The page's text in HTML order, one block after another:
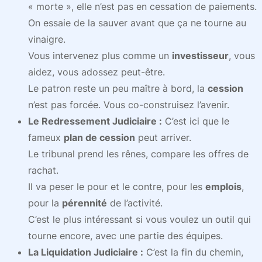
« morte », elle n’est pas en cessation de paiements.
On essaie de la sauver avant que ça ne tourne au
vinaigre.
Vous intervenez plus comme un investisseur, vous
aidez, vous adossez peut-être.
Le patron reste un peu maître à bord, la cession
n’est pas forcée. Vous co-construisez l’avenir.
Le Redressement Judiciaire : C’est ici que le
fameux plan de cession peut arriver.
Le tribunal prend les rênes, compare les offres de
rachat.
Il va peser le pour et le contre, pour les emplois,
pour la pérennité de l’activité.
C’est le plus intéressant si vous voulez un outil qui
tourne encore, avec une partie des équipes.
La Liquidation Judiciaire : C’est la fin du chemin,